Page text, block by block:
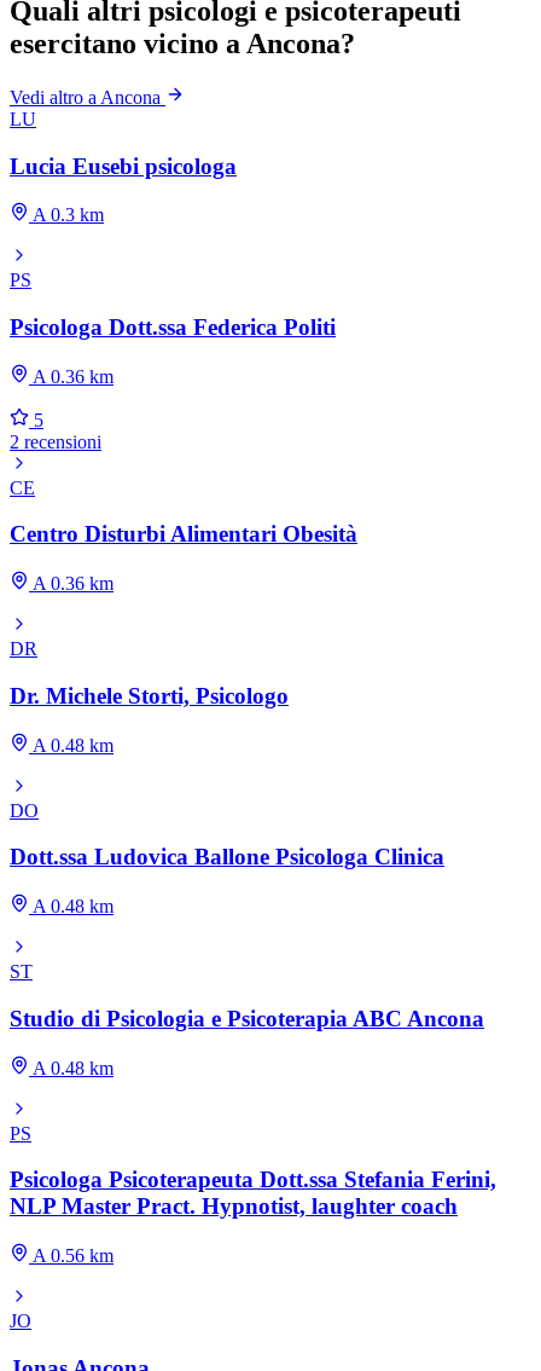
Quali altri psicologi e psicoterapeuti
esercitano vicino a Ancona?
Vedi altro a Ancona
LU
Lucia Eusebi psicologa
A 0.3 km
PS
Psicologa Dott.ssa Federica Politi
A 0.36 km
5
2 recensioni
CE
Centro Disturbi Alimentari Obesità
A 0.36 km
DR
Dr. Michele Storti, Psicologo
A 0.48 km
DO
Dott.ssa Ludovica Ballone Psicologa Clinica
A 0.48 km
ST
Studio di Psicologia e Psicoterapia ABC Ancona
A 0.48 km
PS
Psicologa Psicoterapeuta Dott.ssa Stefania Ferini,
NLP Master Pract. Hypnotist, laughter coach
A 0.56 km
JO